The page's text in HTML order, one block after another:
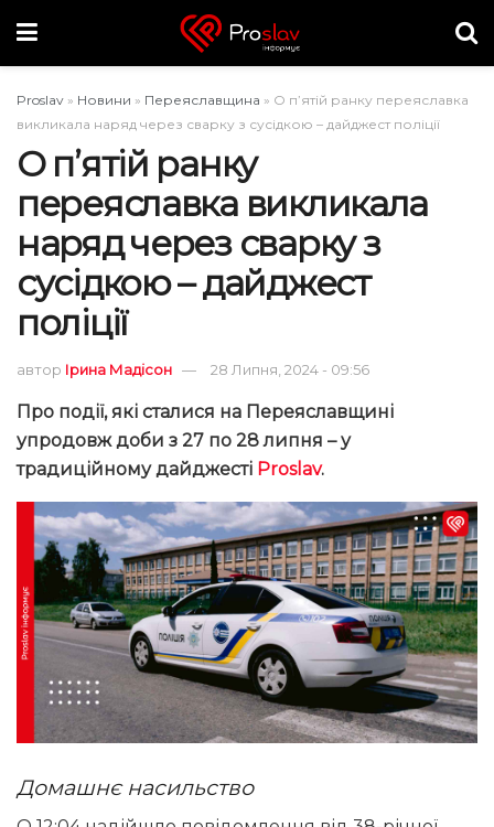
Proslav » Новини » Переяславщина » О п’ятій ранку переяславка
викликала наряд через сварку з сусідкою – дайджест поліції
О п’ятій ранку
переяславка викликала
наряд через сварку з
сусідкою – дайджест
поліції
автор Ірина Мадісон 28 Липня, 2024 - 09:56
Про події, які сталися на Переяславщині
упродовж доби з 27 по 28 липня – у
традиційному дайджесті Proslav.
Домашнє насильство